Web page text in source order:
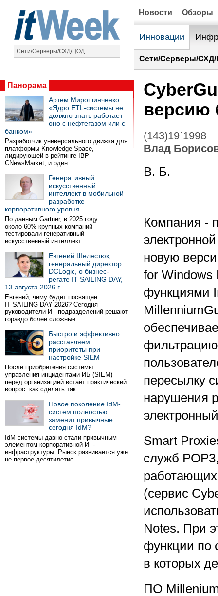
Сети/Серверы/СХД/ЦОД
Новости Обзоры
Инновации
Сети/Серверы/
Панорама
Артем Мирошинченко:
«Ядро ETL-системы не
должно знать работает
оно с нефтегазом или с
банком»
Разработчик универсального движка для
платформы Knowledge Space,
лидирующей в рейтинге IBP
CNewsMarket, и один …
Генеративный
искусственный
интеллект в мобильной
разработке
корпоративного уровня
По данным Gartner, в 2025 году
около 60% крупных компаний
тестировали генеративный
искусственный интеллект …
Евгений Шелестюк,
генеральный директор
DCLogic, о бизнес-
регате IT SAILING DAY,
13 августа 2026 г.
Евгений, чему будет посвящен
IT SAILING DAY 2026? Сегодня
руководители ИТ-подразделений решают
гораздо более сложные …
Быстро и эффективно:
расставляем
приоритеты при
настройке SIEM
После приобретения системы
управления инцидентами ИБ (SIEM)
перед организацией встаёт практический
вопрос: как сделать так …
Новое поколение IdM-
систем полностью
заменит привычные
сегодня IdM?
IdM-системы давно стали привычным
элементом корпоративной ИТ-
инфраструктуры. Рынок развивается уже
не первое десятилетие …
версию
(143)19`1998
Влад
В. Б.
Компания -
новую
for Windows
функциями
пересылку
нарушения
Smart
служб
(сервис
Notes. При
функции по
в которых
ПО